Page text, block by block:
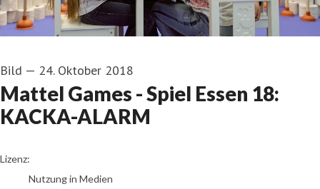
Bild — 24. Oktober 2018
Mattel Games - Spiel Essen 18:
KACKA-ALARM
go to media item
Lizenz:
Nutzung in Medien